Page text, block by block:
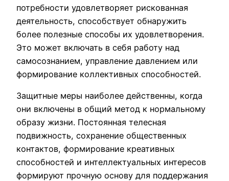
потребности удовлетворяет рискованная
деятельность, способствует обнаружить
более полезные способы их удовлетворения.
Это может включать в себя работу над
самосознанием, управление давлением или
формирование коллективных способностей.
Защитные меры наиболее действенны, когда
они включены в общий метод к нормальному
образу жизни. Постоянная телесная
подвижность, сохранение общественных
контактов, формирование креативных
способностей и интеллектуальных интересов
формируют прочную основу для поддержания